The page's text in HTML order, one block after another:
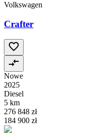
Volkswagen
Crafter
Nowe
2025
Diesel
5 km
276 848 zł
184 900 zł